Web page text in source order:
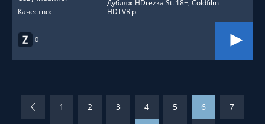
0
Дубляж HDrezka St. 18+, Coldfilm
Качество:
HDTVRip
1 2 3 4 5 6 7